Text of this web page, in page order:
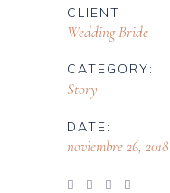
CLIENT
Wedding Bride
CATEGORY:
Story
DATE:
noviembre 26, 2018